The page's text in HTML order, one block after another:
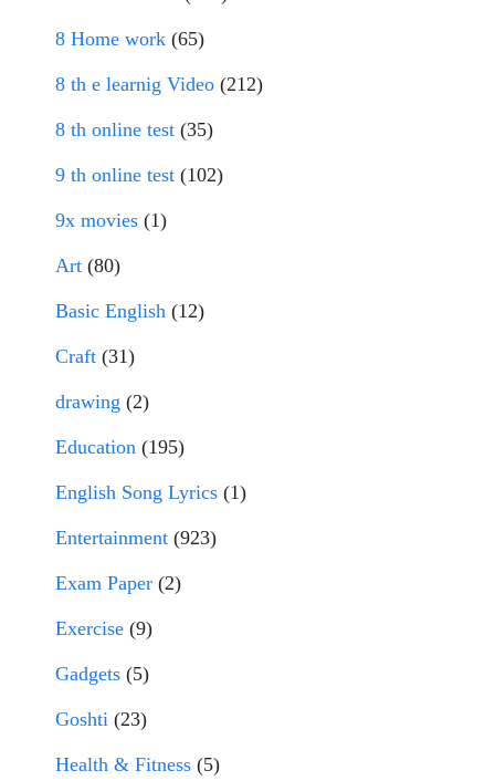
8 Home work (65)
8 th e learnig Video (212)
8 th online test (35)
9 th online test (102)
9x movies (1)
Art (80)
Basic English (12)
Craft (31)
drawing (2)
Education (195)
English Song Lyrics (1)
Entertainment (923)
Exam Paper (2)
Exercise (9)
Gadgets (5)
Goshti (23)
Health & Fitness (5)